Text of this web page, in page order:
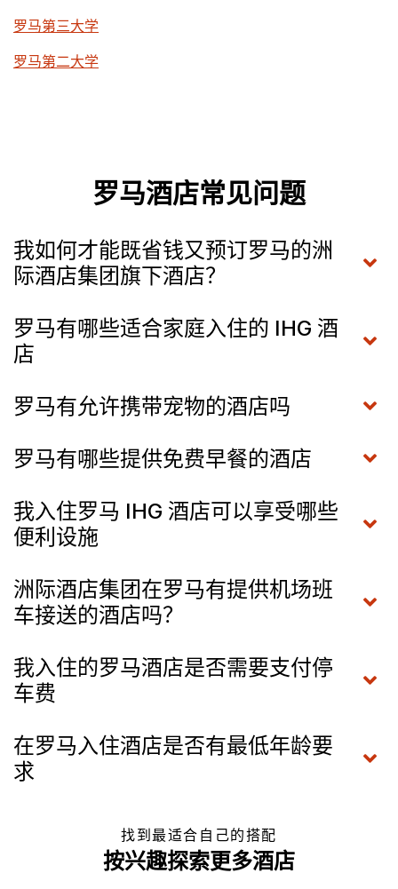
罗马第三大学
罗马第二大学
罗马酒店常见问题
我如何才能既省钱又预订罗马的洲
际酒店集团旗下酒店？
罗马有哪些适合家庭入住的 IHG 酒
店
罗马有允许携带宠物的酒店吗
罗马有哪些提供免费早餐的酒店
我入住罗马 IHG 酒店可以享受哪些
便利设施
洲际酒店集团在罗马有提供机场班
车接送的酒店吗？
我入住的罗马酒店是否需要支付停
车费
在罗马入住酒店是否有最低年龄要
求
找到最适合自己的搭配
按兴趣探索更多酒店